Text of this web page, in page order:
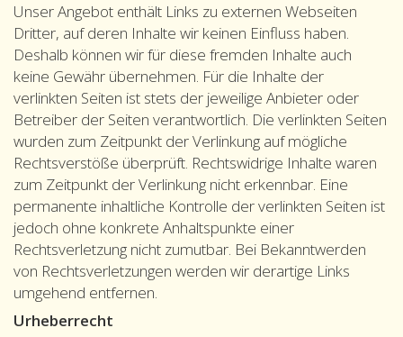
Unser Angebot enthält Links zu externen Webseiten
Dritter, auf deren Inhalte wir keinen Einfluss haben.
Deshalb können wir für diese fremden Inhalte auch
keine Gewähr übernehmen. Für die Inhalte der
verlinkten Seiten ist stets der jeweilige Anbieter oder
Betreiber der Seiten verantwortlich. Die verlinkten Seiten
wurden zum Zeitpunkt der Verlinkung auf mögliche
Rechtsverstöße überprüft. Rechtswidrige Inhalte waren
zum Zeitpunkt der Verlinkung nicht erkennbar. Eine
permanente inhaltliche Kontrolle der verlinkten Seiten ist
jedoch ohne konkrete Anhaltspunkte einer
Rechtsverletzung nicht zumutbar. Bei Bekanntwerden
von Rechtsverletzungen werden wir derartige Links
umgehend entfernen.
Urheberrecht